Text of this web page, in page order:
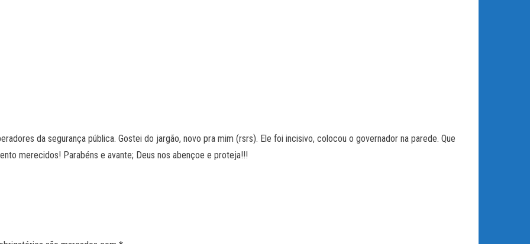
da segurança pública. Gostei do jargão, novo pra mim (rsrs). Ele foi incisivo, colocou o governador na parede. Que
merecidos! Parabéns e avante; Deus nos abençoe e proteja!!!